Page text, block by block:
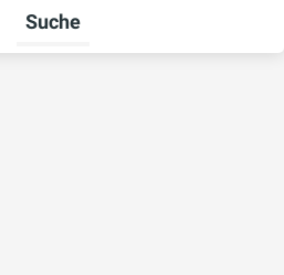
Unternehmen umschalten
Untermenü für Ratgeber
Suche